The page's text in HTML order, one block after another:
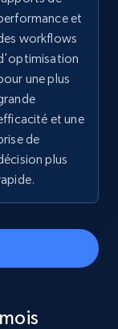
et
workflows
une plus
et une
de
plus